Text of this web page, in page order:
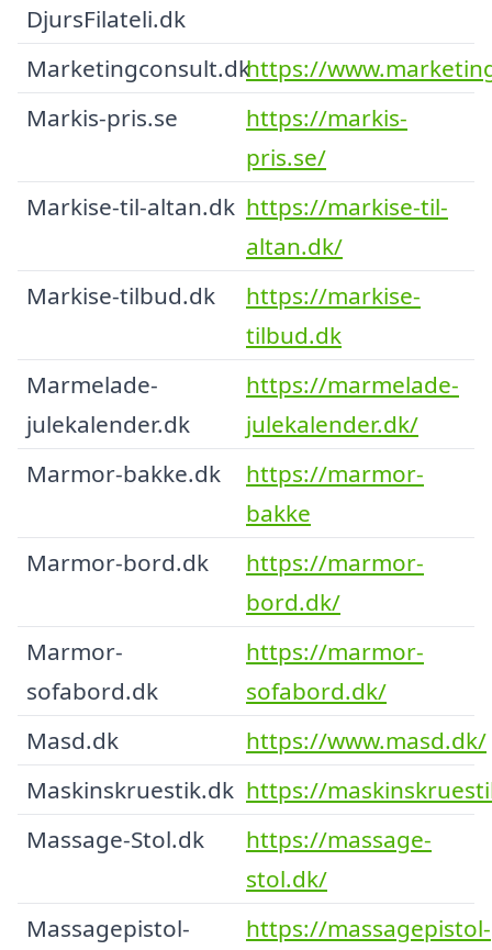
DjursFilateli.dk
Marketingconsult.dkhttps://
Markis-pris.se
https://markis-
pris.se/
Markise-til-altan.dk https://markise-til-
altan.dk/
Markise-tilbud.dk
https://markise-
tilbud.dk
Marmelade-
julekalender.dk
https://marmelade-
julekalender.dk/
Marmor-bakke.dk
https://marmor-
bakke
Marmor-bord.dk
https://marmor-
bord.dk/
Marmor-
sofabord.dk
https://marmor-
sofabord.dk/
Masd.dk
https://www.masd.dk/
Maskinskruestik.dk https://
Massage-Stol.dk
https://massage-
stol.dk/
Massagepistol-
https://massagepistol-